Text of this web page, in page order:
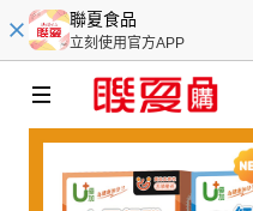
聯夏食品
立刻使用官方APP